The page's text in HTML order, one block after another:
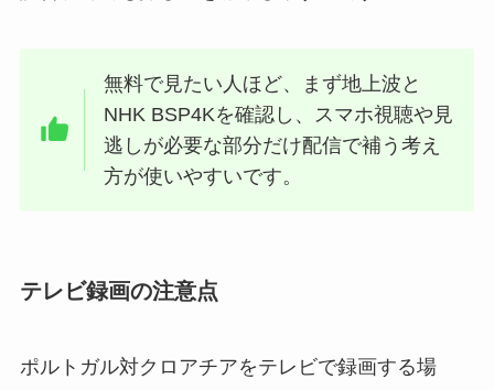
無料で見たい人ほど、まず地上波と
NHK BSP4Kを確認し、スマホ視聴や見
逃しが必要な部分だけ配信で補う考え
方が使いやすいです。
テレビ録画の注意点
ポルトガル対クロアチアをテレビで録画する場